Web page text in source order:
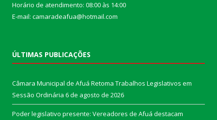
Horário de atendimento: 08:00 às 14:00
E-mail: camaradeafua@hotmail.com
ÚLTIMAS PUBLICAÇÕES
Câmara Municipal de Afuá Retoma Trabalhos Legislativos em
Sessão Ordinária 6 de agosto de 2026
Poder legislativo presente: Vereadores de Afuá destacam